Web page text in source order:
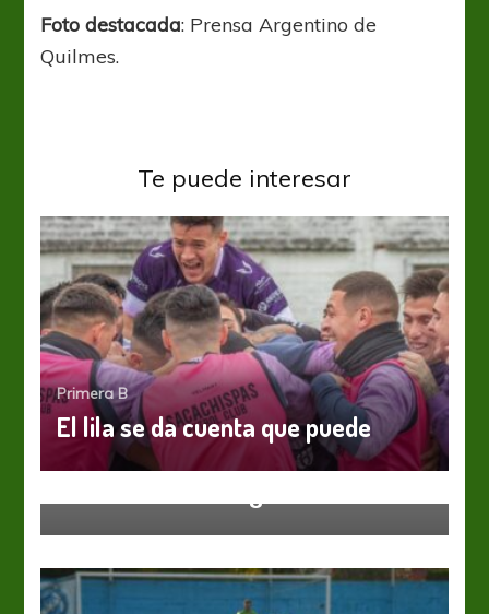
Foto destacada: Prensa Argentino de
Quilmes.
Te puede interesar
Primera B
El lila se da cuenta que puede
Primera B